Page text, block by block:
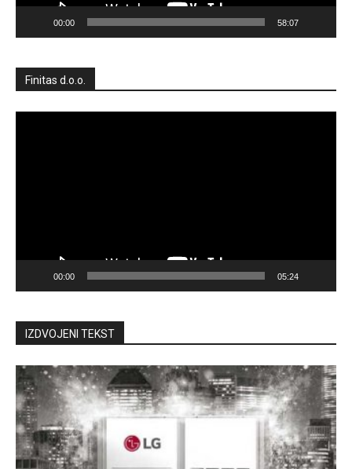
00:00 58:07
Finitas d.o.o.
00:00 05:24
IZDVOJENI TEKST